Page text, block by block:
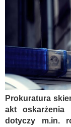
Prokuratura
akt oskarżenia
dotyczy m.in.